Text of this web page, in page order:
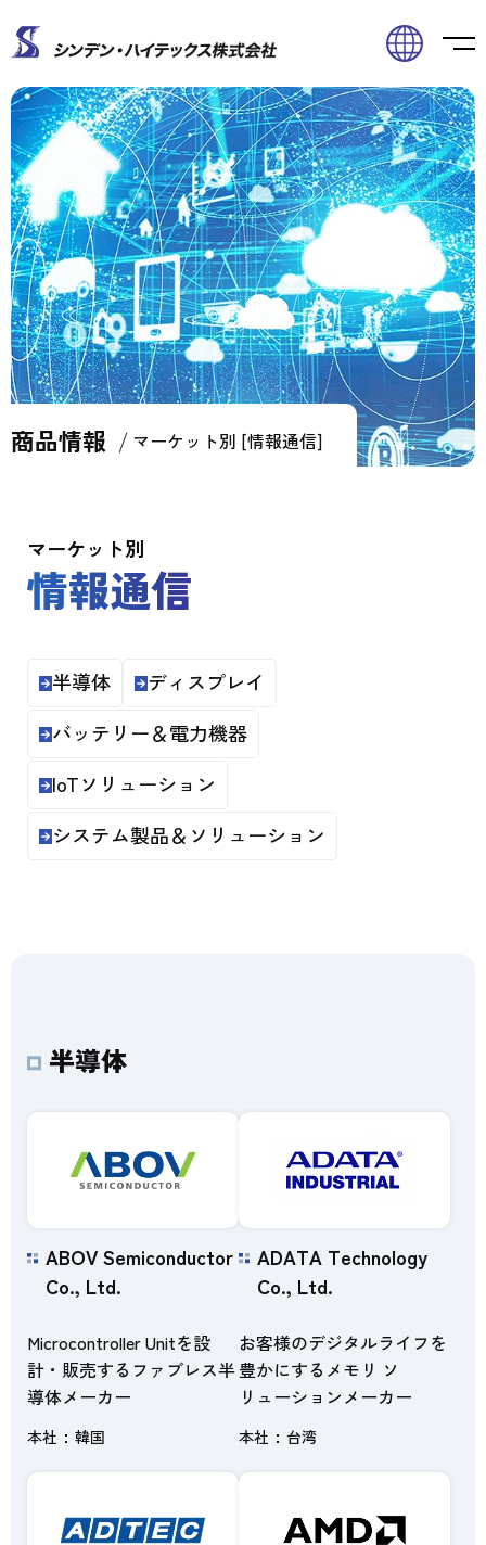
商品情報 Home
商品情報
マーケット別 [情報通信]
マーケット別
情報通信
半導体
ディスプレイ
バッテリー＆電力機器
IoTソリューション
システム製品＆ソリューション
半導体
ABOV Semiconductor
Co., Ltd.
本社 韓国
Microcontroller Unitを設
計・販売するファブレス半
導体メーカー
ADATA Technology
Co., Ltd.
本社 台湾
お客様のデジタルライフを
豊かにするメモリ ソ
リューションメーカー